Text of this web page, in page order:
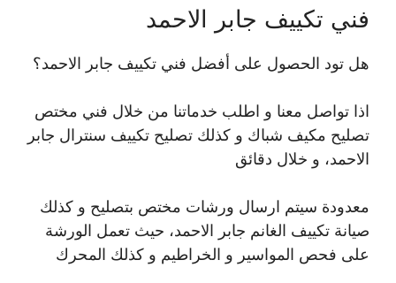
فني تكييف جابر الاحمد
هل تود الحصول على أفضل فني تكييف جابر الاحمد؟
اذا تواصل معنا و اطلب خدماتنا من خلال فني مختص
تصليح مكيف شباك و كذلك تصليح تكييف سنترال جابر
الاحمد، و خلال دقائق
معدودة سيتم ارسال ورشات مختص بتصليح و كذلك
صيانة تكييف الغانم جابر الاحمد، حيث تعمل الورشة
على فحص المواسير و الخراطيم و كذلك المحرك